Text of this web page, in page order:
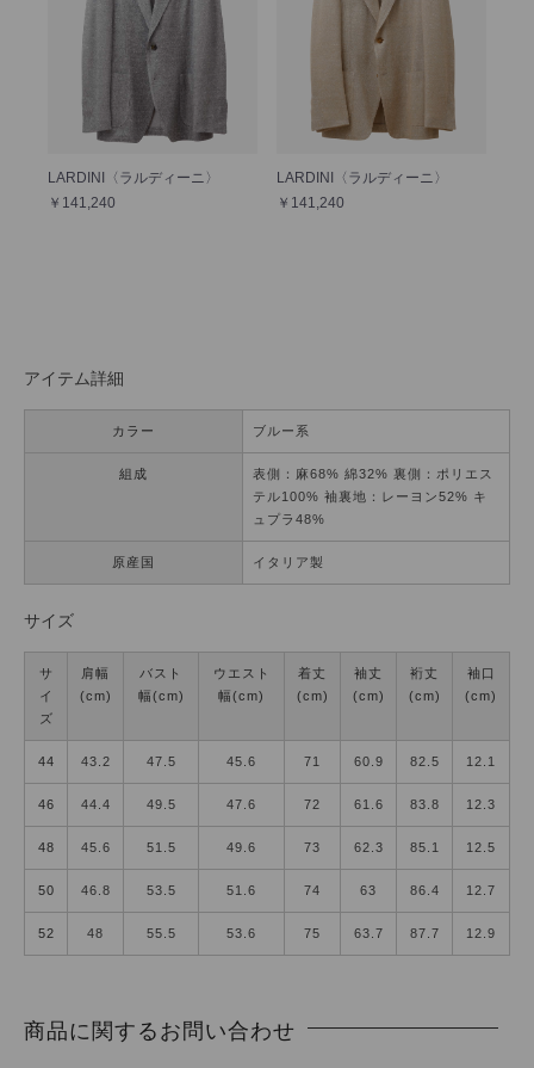
LARDINI〈ラルディーニ〉
￥141,240
LARDINI〈ラルディーニ〉
￥141,240
アイテム詳細
カラー ブルー系
組成
表側：麻68% 綿32% 裏側：ポリエス
テル100% 袖裏地：レーヨン52% キ
ュプラ48%
原産国 イタリア製
サイズ
サ
イ
ズ
肩幅
(cm)
バスト
幅(cm)
ウエスト
幅(cm)
着丈
(cm)
袖丈
(cm)
裄丈
(cm)
袖口
(cm)
44 43.2 47.5 45.6 71 60.9 82.5 12.1
46 44.4 49.5 47.6 72 61.6 83.8 12.3
48 45.6 51.5 49.6 73 62.3 85.1 12.5
50 46.8 53.5 51.6 74 63 86.4 12.7
52 48 55.5 53.6 75 63.7 87.7 12.9
商品に関するお問い合わせ